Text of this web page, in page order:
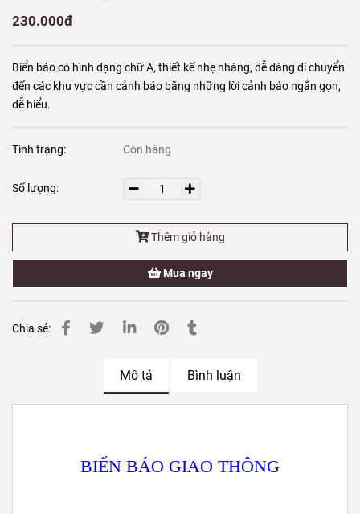
230.000đ
Biển báo có hình dạng chữ A, thiết kế nhẹ nhàng, dễ dàng di chuyển
đến các khu vực cần cảnh báo bằng những lời cảnh báo ngắn gọn,
dễ hiểu.
Tình trạng: Còn hàng
Số lượng:
Thêm giỏ hàng
Mua ngay
Chia sẻ:
Mô tả Bình luận
BIỂN BÁO GIAO THÔNG